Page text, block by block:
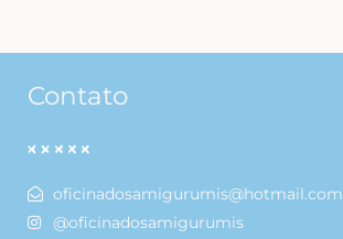
Contato
oficinadosamigurumis@hotmail.com
@oficinadosamigurumis